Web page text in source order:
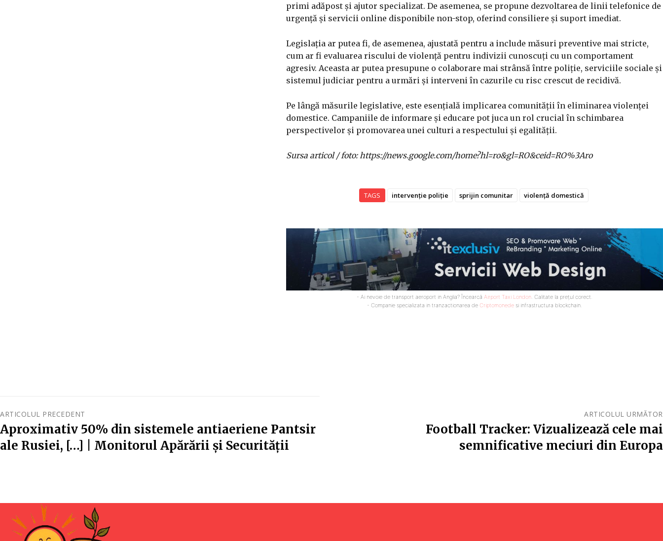
primi adăpost și ajutor specializat. De asemenea, se propune dezvoltarea de linii telefonice de
urgență și servicii online disponibile non-stop, oferind consiliere și suport imediat.
Legislația ar putea fi, de asemenea, ajustată pentru a include măsuri preventive mai stricte,
cum ar fi evaluarea riscului de violență pentru indivizii cunoscuți cu un comportament
agresiv. Aceasta ar putea presupune o colaborare mai strânsă între poliție, serviciile sociale și
sistemul judiciar pentru a urmări și interveni în cazurile cu risc crescut de recidivă.
Pe lângă măsurile legislative, este esențială implicarea comunității în eliminarea violenței
domestice. Campaniile de informare și educare pot juca un rol crucial în schimbarea
perspectivelor și promovarea unei culturi a respectului și egalității.
Sursa articol / foto: https://news.google.com/home?hl=ro&gl=RO&ceid=RO%3Aro
TAGS intervenție poliție sprijin comunitar violență domestică
- Ai nevoie de transport aeroport in Anglia? Încearcă Airport Taxi London. Calitate la prețul corect.
- Companie specializata in tranzactionarea de Criptomonede si infrastructura blockchain.
ARTICOLUL PRECEDENT
Aproximativ 50% din sistemele antiaeriene Pantsir
ale Rusiei, […] | Monitorul Apărării și Securității
ARTICOLUL URMĂTOR
Football Tracker: Vizualizează cele mai
semnificative meciuri din Europa